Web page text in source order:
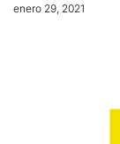
enero 29, 2021